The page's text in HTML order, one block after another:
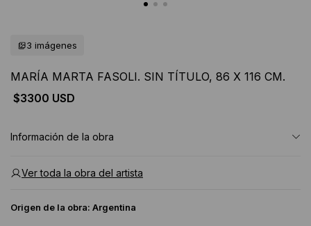
3 imágenes
MARÍA MARTA FASOLI. SIN TÍTULO, 86 X 116 CM.
$3300 USD
Información de la obra
Ver toda la obra del artista
Origen de la obra: Argentina